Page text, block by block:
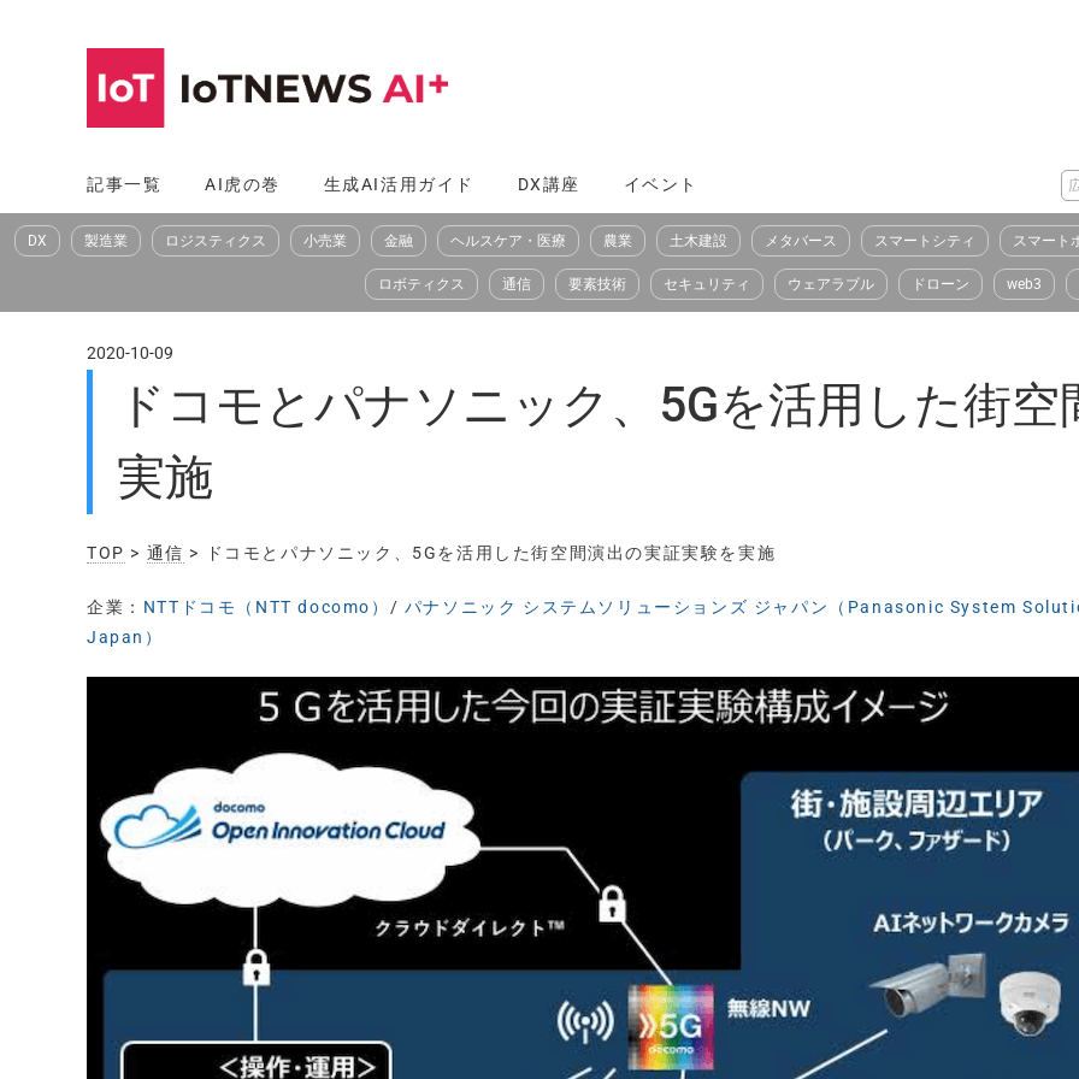
へ
ス
記事一覧 AI虎の巻 生成AI活用ガイド DX講座 イベント
DX 製造業 ロジスティクス 小売業 金融 ヘルスケア・医療 農業 土木建設 メタバース スマートシティ スマート
ロボティクス 通信 要素技術 セキュリティ ウェアラブル ドローン web3
2020-10-09
ドコモとパナソニック、5Gを活用した街
実施
TOP > 通信 > ドコモとパナソニック、5Gを活用した街空間演出の実証実験を実施
企業： NTTドコモ（NTT docomo） / パナソニック システムソリューションズ ジャパン（Panasonic System
Japan）